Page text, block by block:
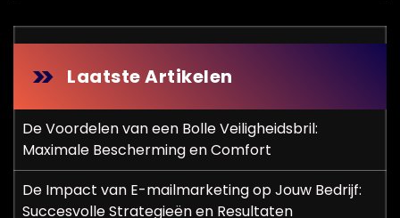
Laatste Artikelen
De Voordelen van een Bolle Veiligheidsbril:
Maximale Bescherming en Comfort
De Impact van E-mailmarketing op Jouw Bedrijf:
Succesvolle Strategieën en Resultaten